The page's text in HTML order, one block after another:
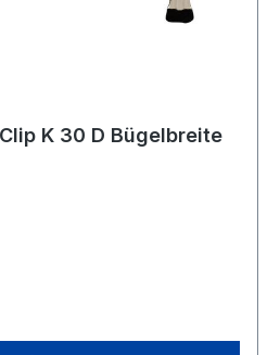
K 30 D Bügelbreite